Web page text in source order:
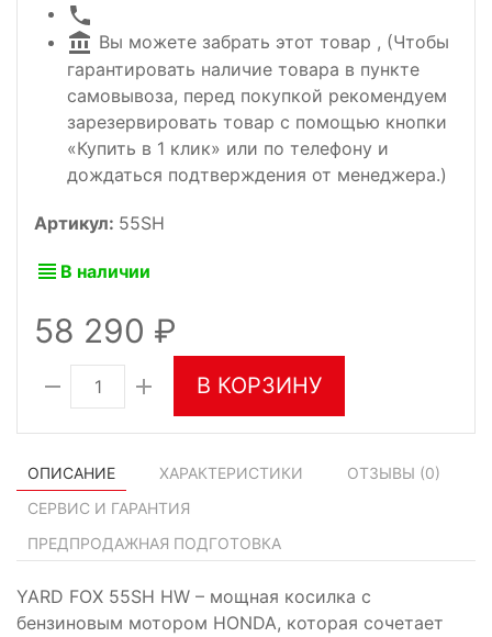
Вы можете забрать этот товар , (Чтобы
гарантировать наличие товара в пункте
самовывоза, перед покупкой рекомендуем
зарезервировать товар с помощью кнопки
«Купить в 1 клик» или по телефону и
дождаться подтверждения от менеджера.)
Артикул: 55SH
В наличии
58 290
В КОРЗИНУ
ОПИСАНИЕ ХАРАКТЕРИСТИКИ ОТЗЫВЫ (0)
СЕРВИС И ГАРАНТИЯ
ПРЕДПРОДАЖНАЯ ПОДГОТОВКА
YARD FOX 55SH HW – мощная косилка с
бензиновым мотором HONDA, которая сочетает